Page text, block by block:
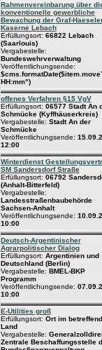
Rahmenvereinbarung über
konventionelle gewerbliche
Bewachung der Graf-
Kaserne Lebach
Erfüllungsort: 66822 Lebach
(Saarlouis)
Vergabestelle:
Bundeswehrverwaltung
Veröffentlichungsende:
HH:mm")
offenes Verfahren §15 VgV
Erfüllungsort: 06577 Stadt An
Schmücke (Kyffhäuserkreis)
Vergabestelle: Stadt An der
Schmücke
Veröffentlichungsende:
12:00
Winterdienst
SM Sandersdorf Straße
Erfüllungsort: 06792
(Anhalt-Bitterfeld)
Vergabestelle:
Landesstraßenbaubehörde
Sachsen-Anhalt
Veröffentlichungsende:
10:00
Deutsch-Argentinischer
Agrarpolitischer Dialog
Erfüllungsort: Argentinien und
Deutschland (Berlin)
Vergabestelle: BMEL-BKP
Programm
Veröffentlichungsende:
10:00
E-Utilities groß
Erfüllungsort: Ort im
Land
Vergabestelle:
Zentrale Beschaffungsstelle